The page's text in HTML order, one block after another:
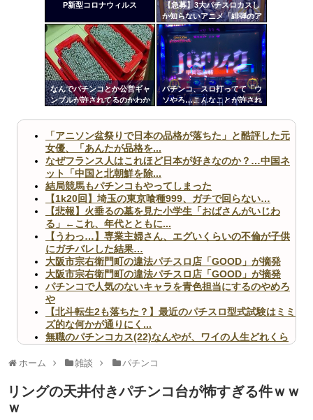
Powered by livedoor 相互RSS
P新型コロナウィルス
【急募】3大パチスロカスし
か知らないアニメ「緋弾のア
リア」「百花繚乱サムライガ
ールズ」
なんでパチンコとか公営ギャ
ンブルが許されてるのかわか
パチンコ、スロ打ってて「ウ
ソやろ…こんなことが許され
こと
定リ
ンク
自動
更新
ツー
「アニソン盆祭りで日本の品格が落ちた」と酷評した元
女優、「あんたが品格を...
なぜフランス人はこれほど日本が好きなのか？…中国ネ
ット「中国と北朝鮮を除...
結局競馬もパチンコもやってしまった
【1k20回】埼玉の東京喰種999、ガチで回らない…
【悲報】火垂るの墓を見た小学生「おばさんがいじわ
る」←これ、年代とともに...
【うわっ…】専業主婦さん、エグいくらいの不倫が子供
にガチバレした結果…
大阪市宗右衛門町の違法パチスロ店「GOOD」が摘発
大阪市宗右衛門町の違法パチスロ店「GOOD」が摘発
パチンコで人気のないキャラを青色担当にするのやめろ
や
【北斗転生2も落ちた？】最近のパチスロ型式試験はミミ
ズ的な何かが通りにく...
無職のパチンコカス(22)なんやが、ワイの人生どれくら
AngelBeats!とかいうクソアニメの思い出ｗｗｗ
ホーム 雑談 パチンコ
リングの天井付きパチンコ台が怖すぎる件ｗｗ
ｗ